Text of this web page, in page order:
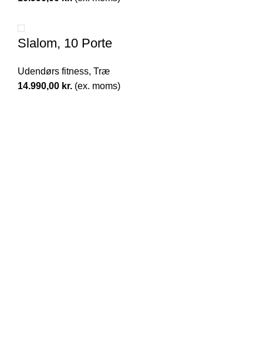
Slalom, 10 Porte
Udendørs fitness, Træ
14.990,00 kr. (ex. moms)